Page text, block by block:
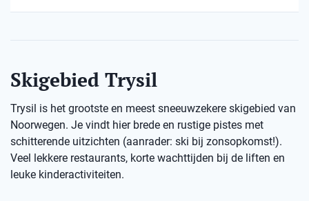
Skigebied Trysil
Trysil is het grootste en meest sneeuwzekere skigebied van
Noorwegen. Je vindt hier brede en rustige pistes met
schitterende uitzichten (aanrader: ski bij zonsopkomst!).
Veel lekkere restaurants, korte wachttijden bij de liften en
leuke kinderactiviteiten.